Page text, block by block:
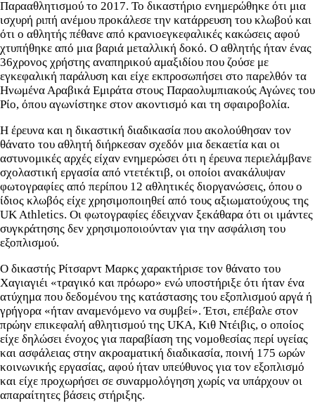
Παρααθλητισμού το 2017. Το δικαστήριο ενημερώθηκε ότι μια
ισχυρή ριπή ανέμου προκάλεσε την κατάρρευση του κλωβού και
ότι ο αθλητής πέθανε από κρανιοεγκεφαλικές κακώσεις αφού
χτυπήθηκε από μια βαριά μεταλλική δοκό. Ο αθλητής ήταν ένας
36χρονος χρήστης αναπηρικού αμαξιδίου που ζούσε με
εγκεφαλική παράλυση και είχε εκπροσωπήσει στο παρελθόν τα
Ηνωμένα Αραβικά Εμιράτα στους Παραολυμπιακούς Αγώνες του
Ρίο, όπου αγωνίστηκε στον ακοντισμό και τη σφαιροβολία.
Η έρευνα και η δικαστική διαδικασία που ακολούθησαν τον
θάνατο του αθλητή διήρκεσαν σχεδόν μια δεκαετία και οι
αστυνομικές αρχές είχαν ενημερώσει ότι η έρευνα περιελάμβανε
σχολαστική εργασία από ντετέκτιβ, οι οποίοι ανακάλυψαν
φωτογραφίες από περίπου 12 αθλητικές διοργανώσεις, όπου ο
ίδιος κλωβός είχε χρησιμοποιηθεί από τους αξιωματούχους της
UK Athletics. Οι φωτογραφίες έδειχναν ξεκάθαρα ότι οι ιμάντες
συγκράτησης δεν χρησιμοποιούνταν για την ασφάλιση του
εξοπλισμού.
Ο δικαστής Ρίτσαρντ Μαρκς χαρακτήρισε τον θάνατο του
Χαγιαγιέι «τραγικό και πρόωρο» ενώ υποστήριξε ότι ήταν ένα
ατύχημα που δεδομένου της κατάστασης του εξοπλισμού αργά ή
γρήγορα «ήταν αναμενόμενο να συμβεί». Έτσι, επέβαλε στον
πρώην επικεφαλή αθλητισμού της UKΑ, Κιθ Ντέιβις, ο οποίος
είχε δηλώσει ένοχος για παραβίαση της νομοθεσίας περί υγείας
και ασφάλειας στην ακροαματική διαδικασία, ποινή 175 ωρών
κοινωνικής εργασίας, αφού ήταν υπεύθυνος για τον εξοπλισμό
και είχε προχωρήσει σε συναρμολόγηση χωρίς να υπάρχουν οι
απαραίτητες βάσεις στήριξης.